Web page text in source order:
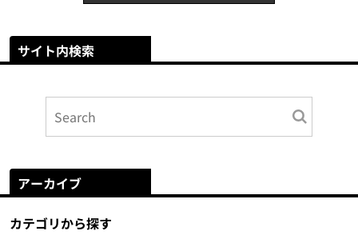
サイト内検索
アーカイブ
カテゴリから探す